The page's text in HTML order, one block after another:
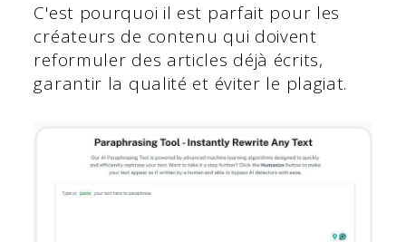
C'est pourquoi il est parfait pour les
créateurs de contenu qui doivent
reformuler des articles déjà écrits,
garantir la qualité et éviter le plagiat.